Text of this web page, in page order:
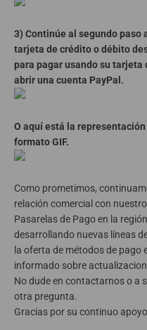
3) Continúe al segundo paso
tarjeta de crédito o débito
para pagar usando su tarjeta
abrir una cuenta PayPal.
O aquí está la
formato GIF.
Como prometimos,
relación comercial con
Pasarelas de Pago en la
desarrollando nuevas líneas
la oferta de métodos de pago
informado sobre
No dude en contactarnos o a
otra pregunta.
Gracias por su continuo